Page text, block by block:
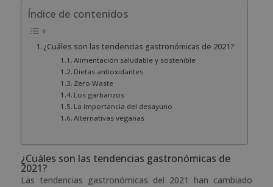
Índice de contenidos
¿Cuáles son las tendencias gastronómicas de 2021?
Alimentación saludable y sostenible
Dietas antioxidantes
Zero Waste
Los garbanzos
La importancia del desayuno
Alternativas veganas
¿Cuáles son las tendencias gastronómicas de
2021?
Las tendencias gastronómicas del 2021 han cambiado